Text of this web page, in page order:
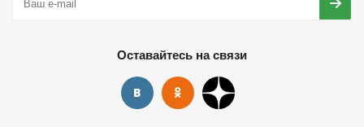
Оставайтесь на связи